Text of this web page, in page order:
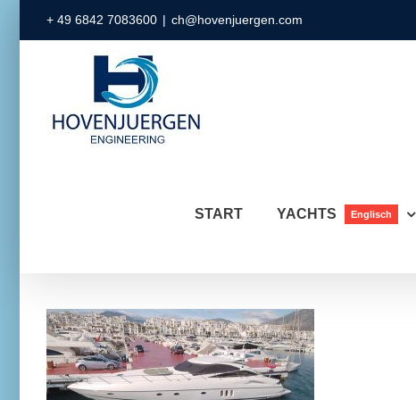
Inhalt
+ 49 6842 7083600 | ch@hovenjuergen.com
START YACHTS Englisch